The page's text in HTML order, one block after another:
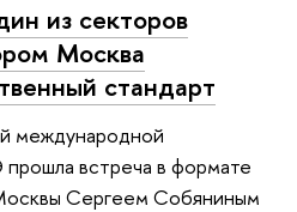
из секторов
Москва
стандарт
международной
встреча в формате
Сергеем Собяниным